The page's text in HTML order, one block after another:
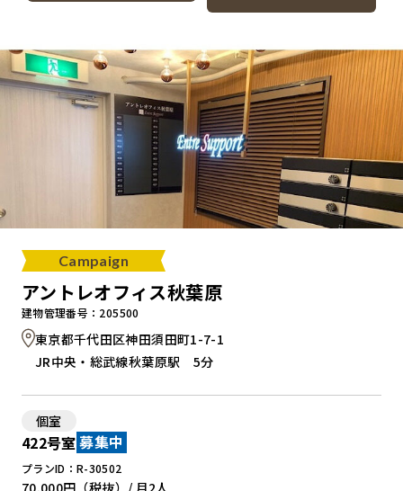
Campaign
アントレオフィス秋葉原
建物管理番号：205500
東京都千代田区神田須田町1-7-1
JR中央・総武線秋葉原駅 5分
個室
422号室 募集中
プランID：R-30502
70,000円 （税抜）/ 月2人